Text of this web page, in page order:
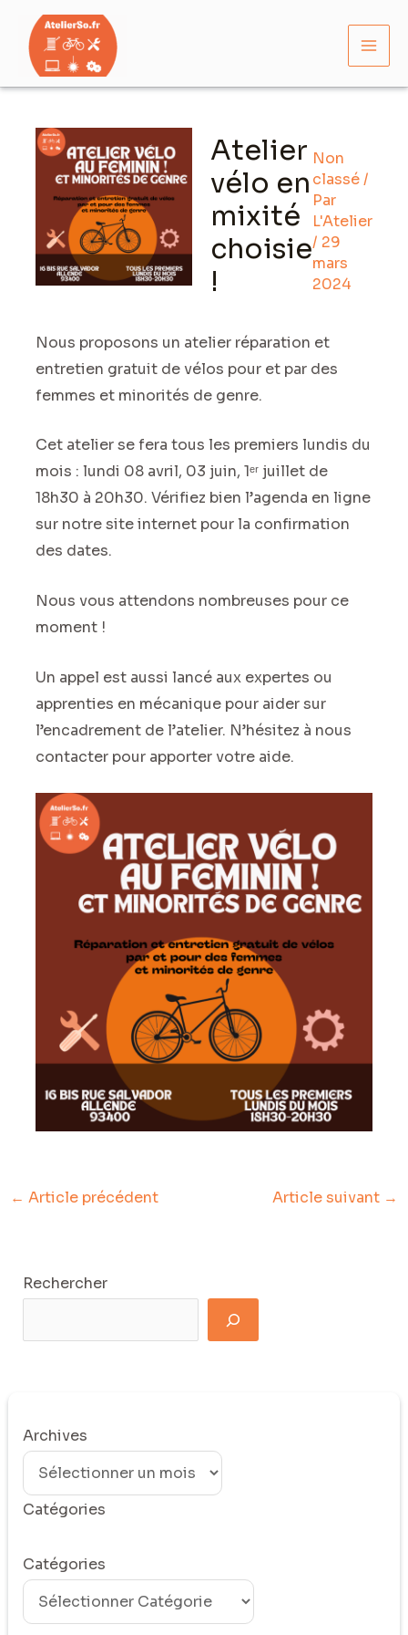
contenu
Atelier
vélo en
mixité
choisie
!
Non
classé/
Par
L'Atelier
/ 29
mars
2024
Nous proposons un atelier réparation et
entretien gratuit de vélos pour et par des
femmes et minorités de genre.
Cet atelier se fera tous les premiers lundis du
mois : lundi 08 avril, 03 juin, 1ᵉʳ juillet de
18h30 à 20h30. Vérifiez bien l’agenda en ligne
sur notre site internet pour la confirmation
des dates.
Nous vous attendons nombreuses pour ce
moment !
Un appel est aussi lancé aux expertes ou
apprenties en mécanique pour aider sur
l’encadrement de l’atelier. N’hésitez à nous
contacter pour apporter votre aide.
Navigation
articles
← Article précédent Article suivant →
Rechercher
Archives
Catégories
Catégories